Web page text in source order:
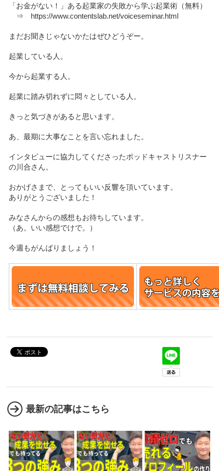
「お金がない！」ある起業家の失敗から学ぶ起業術（無料）
⇒ https://www.contentslab.net/voiceseminar.html
まだお聞きじゃないかたはぜひどうぞー。
起業している人。
今から起業する人。
起業に踏み切れずに悶々としている人。
きっと気づきがあると思います。
あ、最期に大事なことを言い忘れました。
インタビューに協力してくださったポッドキャストリスナー
の川合さん。
おかげさまで、とってもいい反響を頂いています。
ありがとうございました！
みなさんからの感想もお待ちしています。
（あ。いい感想でけで。）
今週もがんばりましょう！
最新の記事はこちら